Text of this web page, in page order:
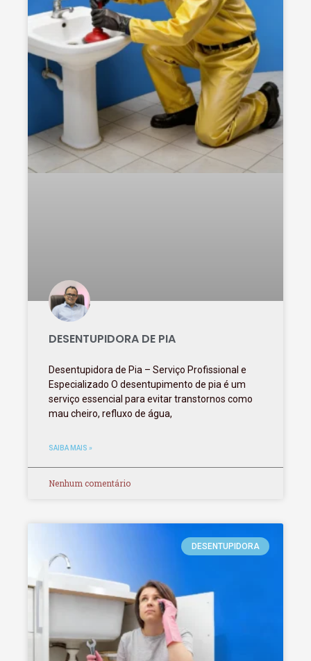
DESENTUPIDORA DE PIA
Desentupidora de Pia – Serviço Profissional e
Especializado O desentupimento de pia é um
serviço essencial para evitar transtornos como
mau cheiro, refluxo de água,
SAIBA MAIS »
Nenhum comentário
DESENTUPIDORA